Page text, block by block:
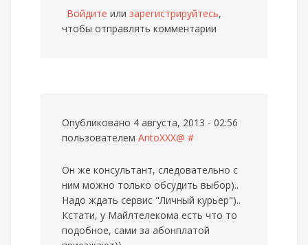
Войдите или зарегистрируйтесь,
чтобы отправлять комментарии
Опубликовано 4 августа, 2013 - 02:56
пользователем AntoXXX@ #
Он же консультант, следовательно с
ним можно только обсудить выбор)..
Надо ждать сервис "Личный курьер")..
Кстати, у Майлтелекома есть что то
подобное, сами за абонплатой